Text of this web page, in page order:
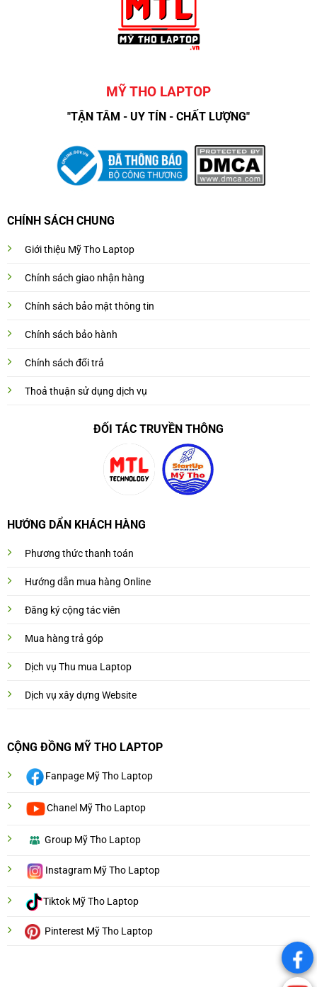
MỸ THO LAPTOP
"TẬN TÂM - UY TÍN - CHẤT LƯỢNG"
CHÍNH SÁCH CHUNG
Giới thiệu Mỹ Tho Laptop
Chính sách giao nhận hàng
Chính sách bảo mật thông tin
Chính sách bảo hành
Chính sách đổi trả
Thoả thuận sử dụng dịch vụ
ĐỐI TÁC TRUYỀN THÔNG
HƯỚNG DẨN KHÁCH HÀNG
Phương thức thanh toán
Hướng dẫn mua hàng Online
Đăng ký cộng tác viên
Mua hàng trả góp
Dịch vụ Thu mua Laptop
Dịch vụ xây dựng Website
CỘNG ĐỒNG MỸ THO LAPTOP
Fanpage Mỹ Tho Laptop
Chanel Mỹ Tho Laptop
Group Mỹ Tho Laptop
Instagram Mỹ Tho Laptop
Tiktok Mỹ Tho Laptop
Pinterest Mỹ Tho Laptop
.